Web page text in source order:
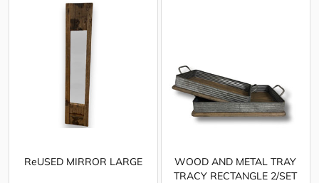
ReUSED MIRROR LARGE
WOOD AND METAL TRAY
TRACY RECTANGLE 2/SET